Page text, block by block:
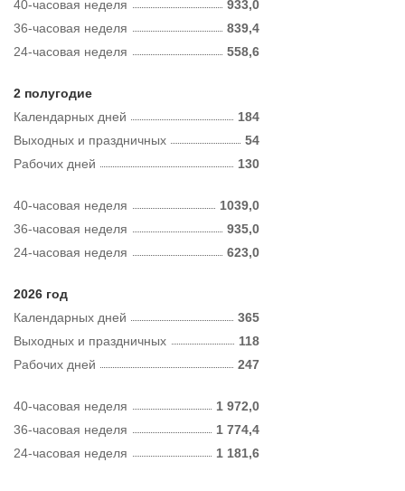
40-часовая неделя
933,0
36-часовая неделя
839,4
24-часовая неделя
558,6
2 полугодие
Календарных дней
184
Рабочих дней 130
Выходных и праздничных 54
40-часовая неделя
1039,0
36-часовая неделя
935,0
24-часовая неделя
623,0
2026 год
Календарных дней
365
Рабочих дней 247
Выходных и праздничных 118
40-часовая неделя
1 972,0
36-часовая неделя
1 774,4
24-часовая неделя
1 181,6